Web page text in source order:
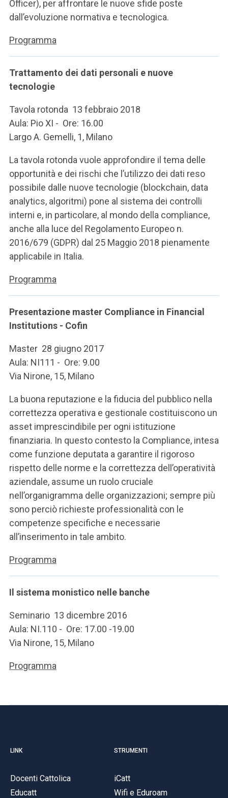
Officer), per affrontare le nuove sfide poste
dall’evoluzione normativa e tecnologica.
Programma
Trattamento dei dati personali e nuove
tecnologie
Tavola rotonda 13 febbraio 2018
Aula: Pio XI - Ore: 16.00
Largo A. Gemelli, 1, Milano
La tavola rotonda vuole approfondire il tema delle
opportunità e dei rischi che l’utilizzo dei dati reso
possibile dalle nuove tecnologie (blockchain, data
analytics, algoritmi) pone al sistema dei controlli
interni e, in particolare, al mondo della compliance,
anche alla luce del Regolamento Europeo n.
2016/679 (GDPR) dal 25 Maggio 2018 pienamente
applicabile in Italia.
Programma
Presentazione master Compliance in Financial
Institutions - Cofin
Master 28 giugno 2017
Aula: NI111 - Ore: 9.00
Via Nirone, 15, Milano
La buona reputazione e la fiducia del pubblico nella
correttezza operativa e gestionale costituiscono un
asset imprescindibile per ogni istituzione
finanziaria. In questo contesto la Compliance, intesa
come funzione deputata a garantire il rigoroso
rispetto delle norme e la correttezza dell’operatività
aziendale, assume un ruolo cruciale
nell’organigramma delle organizzazioni; sempre più
sono perciò richieste professionalità con le
competenze specifiche e necessarie
all’inserimento in tale ambito.
Programma
Il sistema monistico nelle banche
Seminario 13 dicembre 2016
Aula: NI.110 - Ore: 17.00 -19.00
Via Nirone, 15, Milano
Programma
LINK
Docenti Cattolica
Educatt
STRUMENTI
iCatt
Wifi e Eduroam